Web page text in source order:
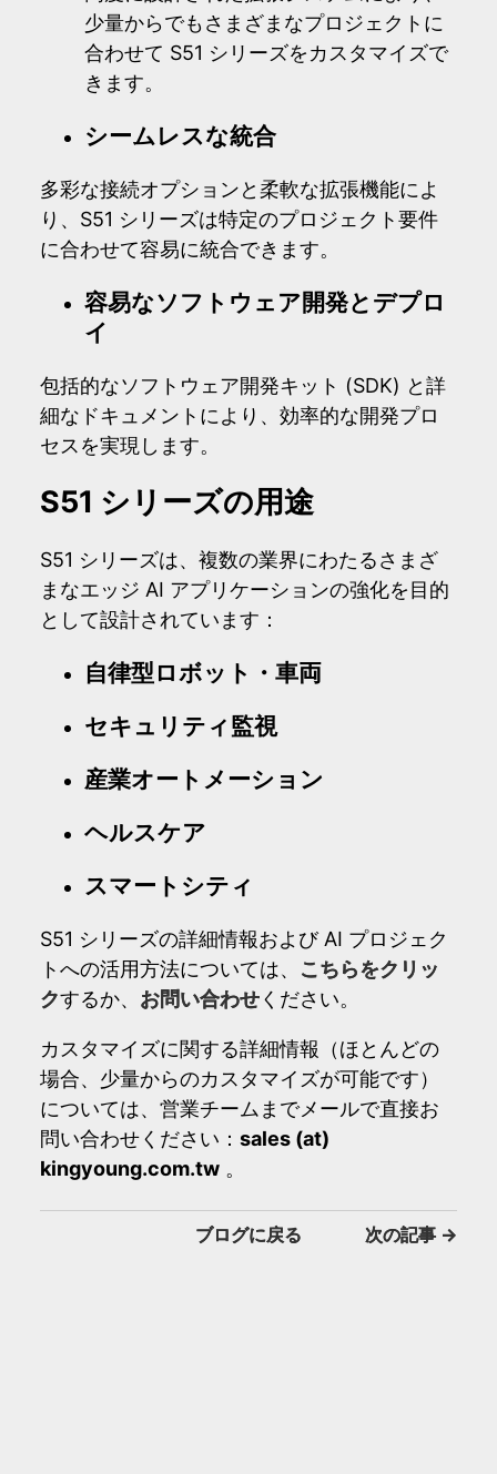
少量からでもさまざまなプロジェクトに
合わせて S51 シリーズをカスタマイズで
きます。
シームレスな統合
多彩な接続オプションと柔軟な拡張機能によ
り、S51 シリーズは特定のプロジェクト要件
に合わせて容易に統合できます。
容易なソフトウェア開発とデプロ
イ
包括的なソフトウェア開発キット (SDK) と詳
細なドキュメントにより、効率的な開発プロ
セスを実現します。
S51 シリーズの用途
S51 シリーズは、複数の業界にわたるさまざ
まなエッジ AI アプリケーションの強化を目的
として設計されています：
自律型ロボット・車両
セキュリティ監視
産業オートメーション
ヘルスケア
スマートシティ
S51 シリーズの詳細情報および AI プロジェク
トへの活用方法については、 こちらをクリッ
クするか、 お問い合わせください。
カスタマイズに関する詳細情報（ほとんどの
場合、少量からのカスタマイズが可能です）
については、営業チームまでメールで直接お
問い合わせください： sales (at)
kingyoung.com.tw 。
ブログに戻る 次の記事→